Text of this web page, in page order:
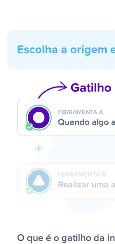
Escolha a origem
O que é o gatilho da